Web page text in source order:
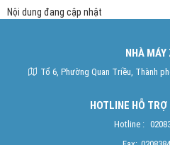
Nội dung đang cập nhật
NHÀ
Tổ 6, Phường Quan Triều, Thành
HOTLINE HỖ TRỢ
Hotline :